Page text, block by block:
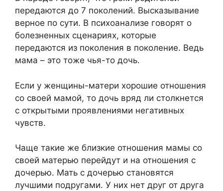
передаются до 7 поколений. Высказывание
верное по сути. В психоанализе говорят о
болезненных сценариях, которые
передаются из поколения в поколение. Ведь
мама – это тоже чья-то дочь.
Если у женщины-матери хорошие отношения
со своей мамой, то дочь вряд ли столкнется
с открытыми проявлениями негативных
чувств.
Чаще такие же близкие отношения мамы со
своей матерью перейдут и на отношения с
дочерью. Мать с дочерью становятся
лучшими подругами. У них нет друг от друга